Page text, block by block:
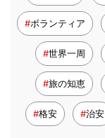
ボランティア
世界一周
旅の知恵
格安 治安